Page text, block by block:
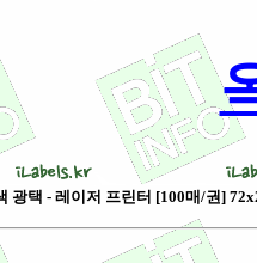
광택 - 레이저 프린터 [100매/권]